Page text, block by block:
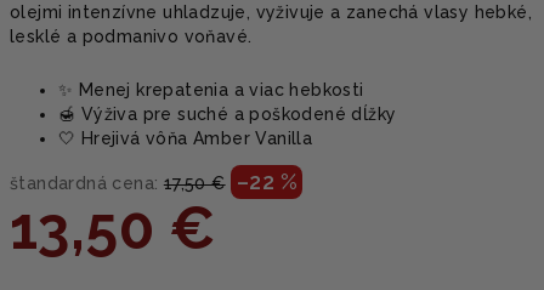
olejmi intenzívne uhladzuje, vyživuje a zanechá vlasy hebké,
lesklé a podmanivo voňavé.
✨ Menej krepatenia a viac hebkosti
🍯 Výživa pre suché a poškodené dĺžky
🤍 Hrejivá vôňa Amber Vanilla
štandardná cena: 17,50 € –22 %
13,50 €